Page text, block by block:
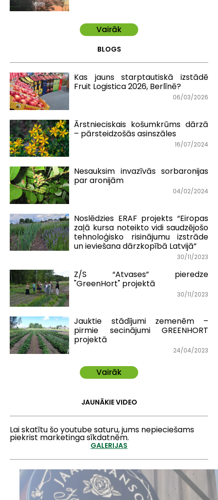
Vairāk
BLOGS
Kas jauns starptautiskā izstādē
Fruit Logistica 2026, Berlīnē?
06/03/2026
Ārstnieciskais košumkrūms dārzā
– pārsteidzošās asinszāles
16/07/2024
Nesauksim invazīvās sorbaronijas
par aronijām
04/02/2024
Noslēdzies ERAF projekts “Eiropas
zaļā kursa noteikto vidi saudzējošo
tehnoloģisko risinājumu izstrāde
un ieviešana dārzkopībā Latvijā”
30/11/2023
Z/S “Atvases” pieredze
"GreenHort" projektā
30/11/2023
Jauktie stādījumi zemenēm –
pirmie secinājumi GREENHORT
projektā
24/04/2023
Vairāk
JAUNĀKIE VIDEO
Lai skatītu šo youtube saturu, jums nepieciešams
piekrist marketinga sīkdatnēm.
GALERIJAS